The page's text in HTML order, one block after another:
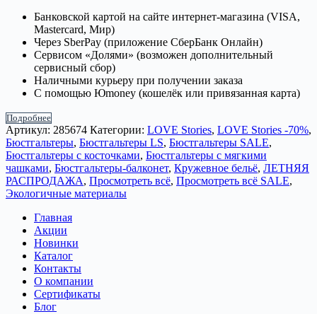
Банковской картой на сайте интернет-магазина (VISA,
Mastercard, Мир)
Через SberPay (приложение СберБанк Онлайн)
Сервисом «Долями» (возможен дополнительный
сервисный сбор)
Наличными курьеру при получении заказа
С помощью Юmoney (кошелёк или привязанная карта)
Подробнее
Артикул: 285674 Категории: LOVE Stories, LOVE Stories -70%,
Бюстгальтеры, Бюстгальтеры LS, Бюстгальтеры SALE,
Бюстгальтеры с косточками, Бюстгальтеры с мягкими
чашками, Бюстгальтеры-балконет, Кружевное бельё, ЛЕТНЯЯ
РАСПРОДАЖА, Просмотреть всё, Просмотреть всё SALE,
Экологичные материалы
Главная
Акции
Новинки
Каталог
Контакты
О компании
Сертификаты
Блог